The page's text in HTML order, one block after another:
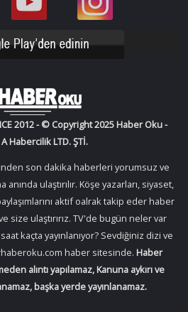
Haber
YouTube
Haber
Instagram
2012 - © Copyright 2025 Haber Oku -
Habercilik LTD. ŞTİ.
son dakika haberleri yorumsuz ve
ulaştırılır. Köşe yazarları, siyaset,
aktif oalrak takip eder haber
size ulaştırırız. TV'de bugün neler var
kaçta yayınlanıyor? Sevdiğiniz dizi ve
haber sitesinde. Haber
alıntı yapılamaz, Kanuna aykırı ve
başka yerde yayınlanamaz.